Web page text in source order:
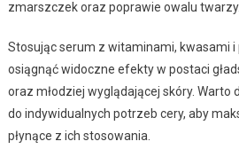
zmarszczek oraz poprawie owalu twarzy.
Stosując serum z witaminami, kwasami
osiągnąć widoczne efekty w postaci
oraz młodziej wyglądającej skóry. Warto
do indywidualnych potrzeb cery, aby
płynące z ich stosowania.